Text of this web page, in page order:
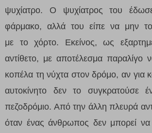
ψυχίατρο. Ο ψυχίατρος του
φάρμακο, αλλά του είπε να μην το
με τοχόρτο. Εκείνος, ως
αντίθετο, με αποτέλεσμα παραλίγο
κοπέλα τη νύχτα στον δρόμο, αν για
αυτοκίνητο δεν το συγκρατούσε
πεζοδρόμιο. Από την άλλη πλευρά
όταν ένας άνθρωπος δεν μπορεί να